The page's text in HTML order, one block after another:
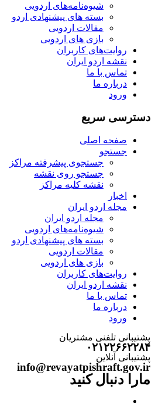
شیوه‌نامه‌های اردویی
بسته های پیشنهادی اردو
مقالات اردویی
بازی های اردویی
روایت‌های کاربران
نقشه اردو ایران
تماس با ما
درباره ما
ورود
دسترسی سریع
صفحه اصلی
جستجو
جستجوی پیشرفته مراکز
جستجو روی نقشه
نقشه کلیه مراکز
اخبار
مجله اردو ایران
مجله اردو ایران
شیوه‌نامه‌های اردویی
بسته های پیشنهادی اردو
مقالات اردویی
بازی های اردویی
روایت‌های کاربران
نقشه اردو ایران
تماس با ما
درباره ما
ورود
پشتیبانی تلفنی مشتریان
۰۲۱۲۲۶۶۲۲۸۴
پشتیبانی آنلاین
info@revayatpishraft.gov.ir
مارا دنبال کنید